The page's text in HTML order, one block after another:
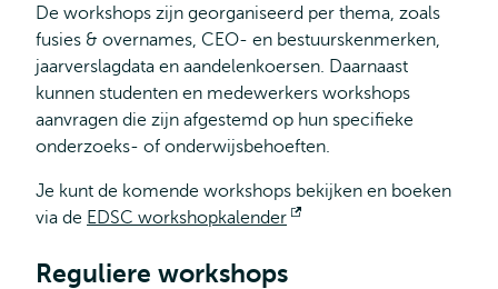
De workshops zijn georganiseerd per thema, zoals
fusies & overnames, CEO- en bestuurskenmerken,
jaarverslagdata en aandelenkoersen. Daarnaast
kunnen studenten en medewerkers workshops
aanvragen die zijn afgestemd op hun specifieke
onderzoeks- of onderwijsbehoeften.
Je kunt de komende workshops bekijken en boeken
via de EDSC workshopkalender
Reguliere workshops